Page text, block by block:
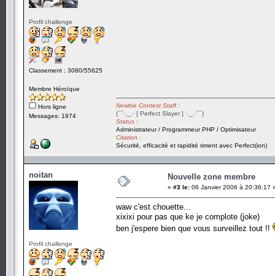
Profil challenge
Classement : 3080/55625
Membre Héroïque
Hors ligne
Messages: 1974
Newbie Contest Staff :
(¯`·._.· [ Perfect Slayer ] ·._.·´¯)
Status :
Administrateur / Programmeur PHP / Optimisateur
Citation :
Sécurité, efficacité et rapidité riment avec Perfect(ion)
noitan
Profil challenge
Nouvelle zone membre
« #3 le: 06 Janvier 2006 à 20:36:17
waw c'est chouette...
xixixi pour pas que ke je complote (joke)
ben j'espere bien que vous surveillez tout !!